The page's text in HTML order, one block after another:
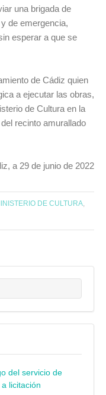
una brigada de
de emergencia,
esperar a que se
de Cádiz quien
a ejecutar las obras,
de Cultura en la
recinto amurallado
a 29 de junio de 2022
DE CULTURA
del servicio de
licitación